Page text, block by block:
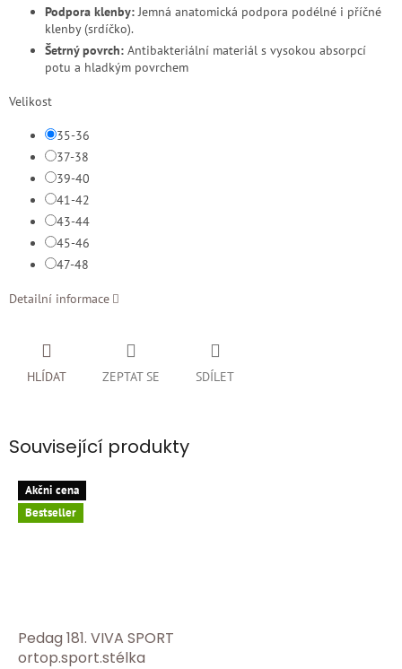
Podpora klenby: Jemná anatomická podpora podélné i příčné
klenby (srdíčko).
Šetrný povrch: Antibakteriální materiál s vysokou absorpcí
potu a hladkým povrchem
Velikost
35-36
37-38
39-40
41-42
43-44
45-46
47-48
Detailní informace
ZEPTAT SE
HLÍDAT SDÍLET
Související produkty
Akčni cena
Bestseller
Pedag 181. VIVA SPORT
ortop.sport.stélka